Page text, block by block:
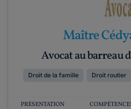
Maître
Avocat au barreau
Droit de la famille Droit routier
PRÉSENTATION